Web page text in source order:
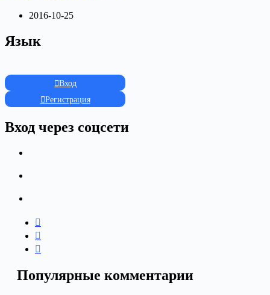
2016-10-25
Язык
Вход
Регистрация
Вход через соцсети
Популярные комментарии